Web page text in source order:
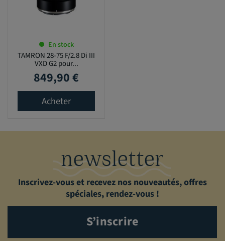
En stock
TAMRON 28-75 F/2.8 Di III
VXD G2 pour...
Prix
849,90 €
Acheter
newsletter
Inscrivez-vous et recevez nos nouveautés, offres
spéciales, rendez-vous !
S’inscrire